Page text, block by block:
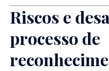
Riscos e
processo de